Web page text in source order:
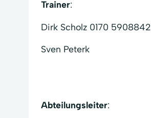
Trainer:
Dirk Scholz 0170 5908842
Sven Peterk
Abteilungsleiter: